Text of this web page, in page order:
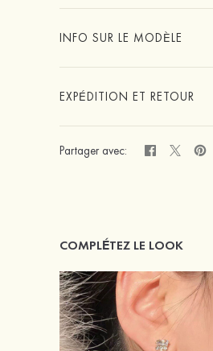
INFO SUR LE MODÈLE
EXPÉDITION ET RETOUR
Partager avec:
COMPLÉTEZ LE LOOK